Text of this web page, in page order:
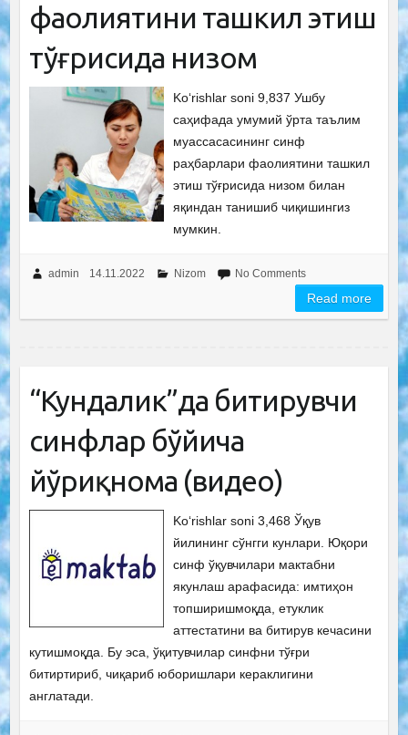
фаолиятини ташкил этиш
тўғрисида низом
Ko‘rishlar soni 9,837 Ушбу
саҳифада умумий ўрта таълим
муассасасининг синф
раҳбарлари фаолиятини ташкил
этиш тўғрисида низом билан
яқиндан танишиб чиқишингиз
мумкин.
admin 14.11.2022 Nizom No Comments
Read more
“Кундалик”да битирувчи
синфлар бўйича
йўриқнома (видео)
Ko‘rishlar soni 3,468 Ўқув
йилининг сўнгги кунлари. Юқори
синф ўқувчилари мактабни
якунлаш арафасида: имтиҳон
топширишмоқда, етуклик
аттестатини ва битирув кечасини
кутишмоқда. Бу эса, ўқитувчилар синфни тўғри
битиртириб, чиқариб юборишлари кераклигини
англатади.